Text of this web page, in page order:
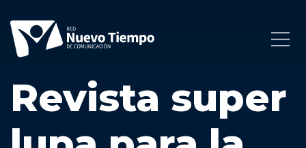
Revista super